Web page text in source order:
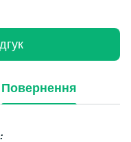
Повернення